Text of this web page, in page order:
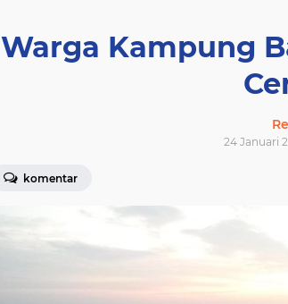
Warga Kampung
24 Januari
komentar